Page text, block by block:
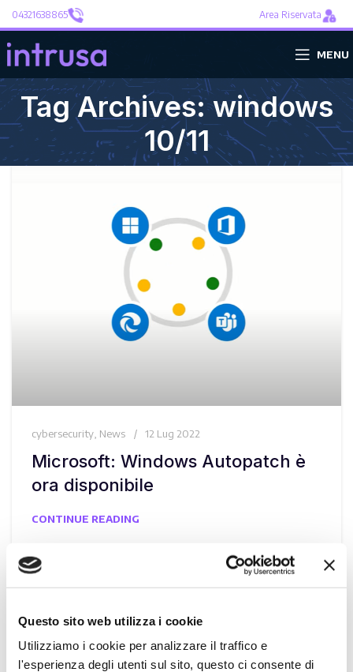
Questo sito web utilizza i cookie
Utilizziamo i cookie per analizzare il traffico e
l'esperienza degli utenti sul sito, questo ci consente di
04321638865 Area Riservata
MENU
Tag Archives: windows
10/11
cybersecurity News 12 Lug 2022
Microsoft: Windows Autopatch è
ora disponibile
CONTINUE READING